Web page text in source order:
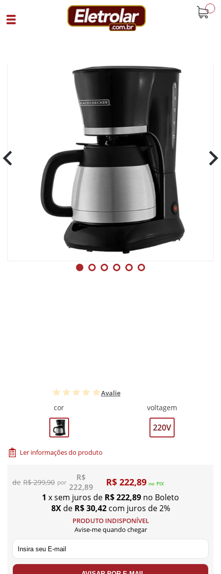
Eletroportáteis Cafeteiras
Cafeteira Black Decker Cm200i 25 Cafes
Semi Automática Preto
SKU 105010|31|1
Avalie
cor voltagem
220V
Ler informações do produto
R$ 299,90
R$
222,89
R$ 222,89 no PIX
1 x sem juros de R$ 222,89 no Boleto
8Xde R$ 30,42 com juros de 2%
PRODUTO INDISPONÍVEL
Avise-me quando chegar